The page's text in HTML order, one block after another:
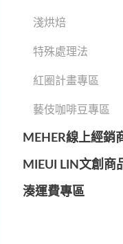
淺烘焙
特殊處理法
紅圈計畫專區
藝伎咖啡豆專區
MEHER線上經銷
MIEUI LIN文創商
湊運費專區